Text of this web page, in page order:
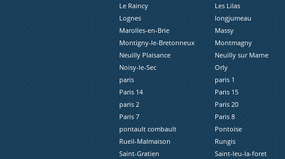
Le Raincy
Les Lilas
Lognes
longjumeau
Marolles-en-Brie
Massy
Montigny-le-Bretonneux
Montmagny
Neuilly Plaisance
Neuilly sur Marne
Noisy-le-Sec
Orly
paris
paris 1
Paris 14
Paris 15
paris 2
Paris 20
Paris 7
Paris 8
pontault combault
Pontoise
Rueil-Malmaison
Rungis
Saint-Gratien
Saint-leu-la-foret